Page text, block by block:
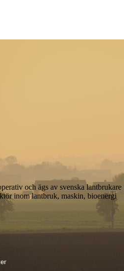
och ägs av svenska lantbrukare
inom lantbruk, maskin, bioenergi